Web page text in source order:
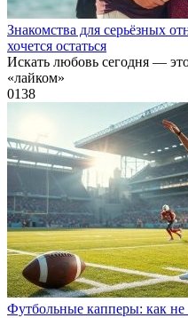
Знакомства для серьёзных
хочется остаться
Искать любовь сегодня —
«лайком»
0138
Футбольные капперы: как не